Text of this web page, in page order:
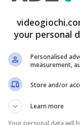
potete
di giochi
piacciono altri
da capo
your personal
Personalised
measurement,
Store and/or
Learn more
Your personal data will